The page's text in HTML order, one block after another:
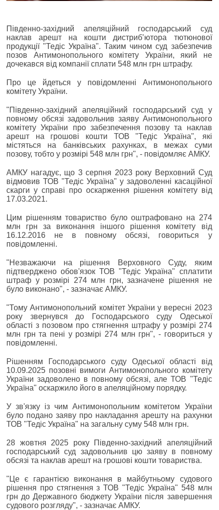
Південно-західний апеляційний господарський суд
наклав арешт на кошти дистрибʼютора тютюнової
продукції "Тедіс Україна". Таким чином суд забезпечив
позов Антимонопольного комітету України, який не
дочекався від компанії сплати 548 млн грн штрафу.
Про це йдеться у повідомленні Антимонопольного
комітету України.
"Південно-західний апеляційний господарський суд у
повному обсязі задовольнив заяву Антимонопольного
комітету України про забезпечення позову та наклав
арешт на грошові кошти ТОВ "Тедіс Україна", які
містяться на банківських рахунках, в межах суми
позову, тобто у розмірі 548 млн грн", - повідомляє АМКУ.
АМКУ нагадує, що 3 серпня 2023 року Верховний Суд
відмовив ТОВ "Тедіс Україна" у задоволенні касаційної
скарги у справі про оскарження рішення комітету від
17.03.2021.
Цим рішенням товариство було оштрафовано на 274
млн грн за виконання іншого рішення комітету від
16.12.2016 не в повному обсязі, говориться у
повідомленні.
"Незважаючи на рішення Верховного Суду, яким
підтверджено обов'язок ТОВ "Тедіс Україна" сплатити
штраф у розмірі 274 млн грн, зазначене рішення не
було виконано", - зазначає АМКУ.
"Тому Антимонопольний комітет України у вересні 2023
року звернувся до Господарського суду Одеської
області з позовом про стягнення штрафу у розмірі 274
млн грн та пені у розмірі 274 млн грн", - говориться у
повідомленні.
Рішенням Господарського суду Одеської області від
10.09.2025 позовні вимоги Антимонопольного комітету
України задоволено в повному обсязі, але ТОВ "Тедіс
Україна" оскаржило його в апеляційному порядку.
У зв'язку із чим Антимонопольним комітетом України
було подано заяву про накладання арешту на рахунки
ТОВ "Тедіс Україна" на загальну суму 548 млн грн.
28 жовтня 2025 року Південно-західний апеляційний
господарський суд задовольнив цю заяву в повному
обсязі та наклав арешт на грошові кошти товариства.
"Це є гарантією виконання в майбутньому судового
рішення про стягнення з ТОВ "Тедіс Україна" 548 млн
грн до Державного бюджету України після завершення
судового розгляду", - зазначає АМКУ.